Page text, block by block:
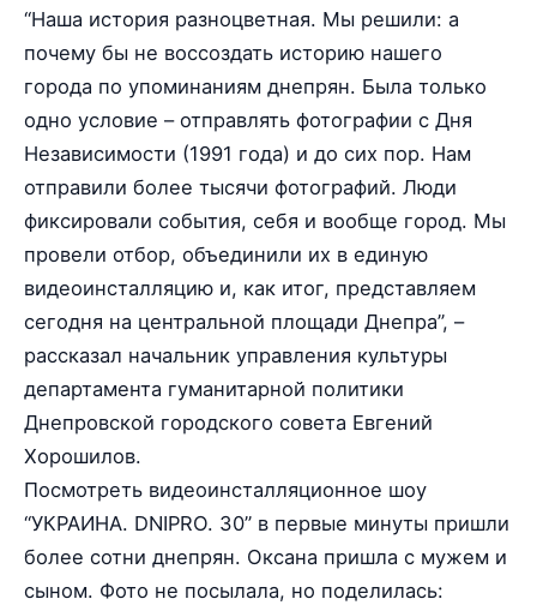
“Наша история разноцветная. Мы решили: а
почему бы не воссоздать историю нашего
города по упоминаниям днепрян. Была только
одно условие – отправлять фотографии с Дня
Независимости (1991 года) и до сих пор. Нам
отправили более тысячи фотографий. Люди
фиксировали события, себя и вообще город. Мы
провели отбор, объединили их в единую
видеоинсталляцию и, как итог, представляем
сегодня на центральной площади Днепра”, –
рассказал начальник управления культуры
департамента гуманитарной политики
Днепровской городского совета Евгений
Хорошилов.
Посмотреть видеоинсталляционное шоу
“УКРАИНА. DNIPRO. 30” в первые минуты пришли
более сотни днепрян. Оксана пришла с мужем и
сыном. Фото не посылала, но поделилась: